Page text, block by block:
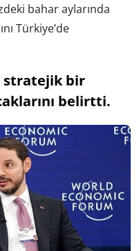
bahar aylarında
Türkiye’de
stratejik bir
belirtti.